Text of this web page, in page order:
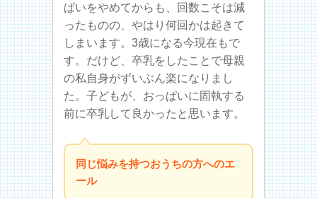
ぱいをやめてからも、回数こそは減
ったものの、やはり何回かは起きて
しまいます。3歳になる今現在もで
す。だけど、卒乳をしたことで母親
の私自身がずいぶん楽になりまし
た。子どもが、おっぱいに固執する
前に卒乳して良かったと思います。
同じ悩みを持つおうちの方へのエ
ール